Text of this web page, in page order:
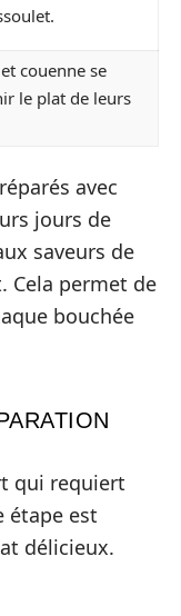
couenne se
le plat de leurs
avec
jours de
saveurs de
Cela permet de
bouchée
qui requiert
étape est
délicieux.